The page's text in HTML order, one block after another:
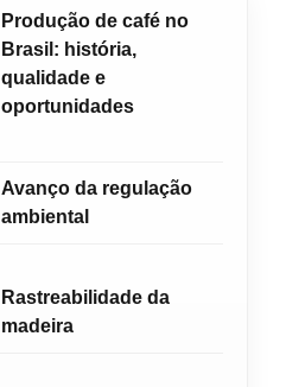
Produção de café no
Brasil: história,
qualidade e
oportunidades
Avanço da regulação
ambiental
Rastreabilidade da
madeira